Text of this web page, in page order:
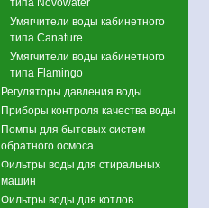
Умягчители воды кабинетного
типа Canature
Умягчители воды кабинетного
типа Flamingo
Регуляторы давления воды
Приборы контроля качества воды
Помпы для бытовых систем
обратного осмоса
Фильтры воды для стиральных
машин
Фильтры воды для котлов